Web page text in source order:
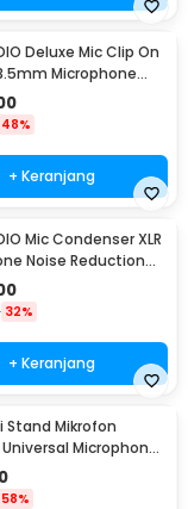
Deluxe Mic Clip On
Microphone
- EY-510A
48%
+ Keranjang
Mic Condenser XLR
Noise Reduction
- BM-800
32%
+ Keranjang
Stand Mikrofon
Microphone
08
58%